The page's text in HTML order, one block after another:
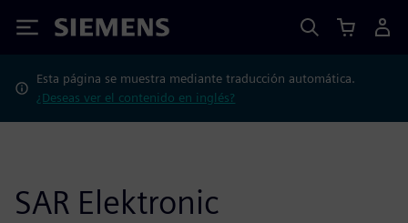
Siemens
Esta página se muestra mediante traducción automática.
¿Deseas ver el contenido en inglés?
SAR Elektronic